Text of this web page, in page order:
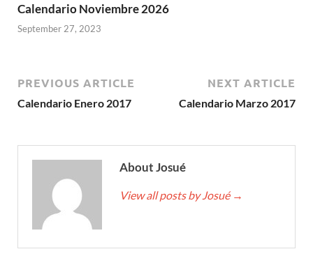
Calendario Noviembre 2026
September 27, 2023
PREVIOUS ARTICLE
Calendario Enero 2017
NEXT ARTICLE
Calendario Marzo 2017
About Josué
View all posts by Josué →